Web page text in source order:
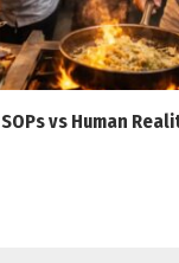
SOPs vs Human